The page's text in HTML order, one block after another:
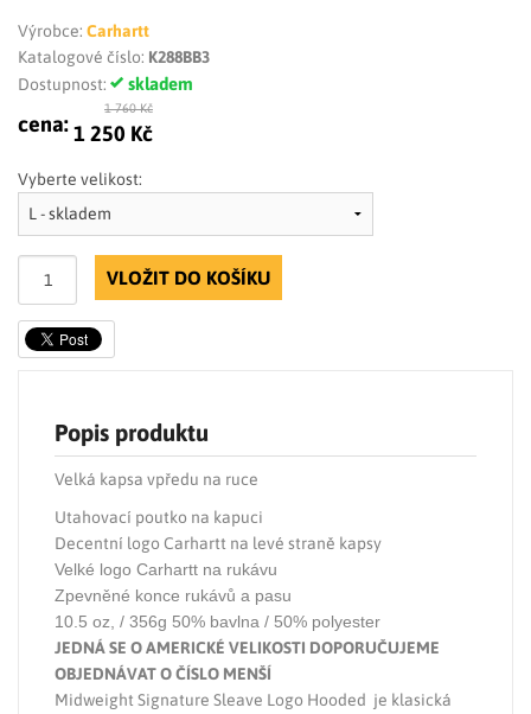
Výrobce: Carhartt
Katalogové číslo: K288BB3
Dostupnost:
skladem
cena:
1 760 Kč
1 250 Kč
Vyberte velikost:
VLOŽIT DO KOŠÍKU
Popis produktu
Velká kapsa vpředu na ruce
Utahovací poutko na kapuci
Decentní logo Carhartt na levé straně kapsy
Velké logo Carhartt na rukávu
Zpevněné konce rukávů a pasu
10.5 oz, / 356g 50% bavlna / 50% polyester
JEDNÁ SE O AMERICKÉ VELIKOSTI DOPORUČUJEME
OBJEDNÁVAT O ČÍSLO MENŠÍ
Midweight Signature Sleave Logo Hooded je klasická